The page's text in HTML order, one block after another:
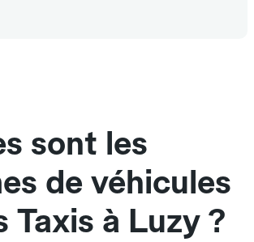
sont les
de véhicules
Taxis à Luzy ?